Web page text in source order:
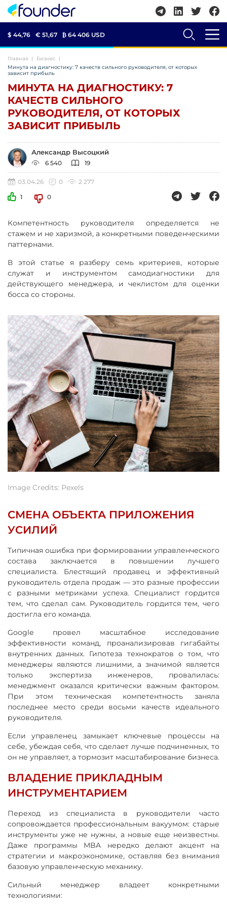
$ 44,76 € 51,67 ₿ 64 406 USD
Главная
Бизнес
Минута на диагностику: 7 качеств сильного руководителя, от которых
зависит прибыль
МИНУТА НА ДИАГНОСТИКУ: 7
КАЧЕСТВ СИЛЬНОГО
РУКОВОДИТЕЛЯ, ОТ КОТОРЫХ
ЗАВИСИТ ПРИБЫЛЬ
Александр Высоцкий
6 540 19
03.04.26 0
2 277
1
0
Компетентность руководителя определяется не
стажем и не харизмой, а конкретными поведенческими
паттернами.
В этой статье я разберу семь критериев, которые
служат и инструментом самодиагностики для
действующего менеджера, и чеклистом для оценки
босса со стороны.
Image Credits: Pexels
СМЕНА ОБЪЕКТА ПРИЛОЖЕНИЯ
УСИЛИЙ
Типичная ошибка при формировании управленческого
состава заключается в повышении лучшего
специалиста. Блестящий продавец и эффективный
руководитель отдела продаж — это разные профессии
с разными метриками успеха. Специалист гордится
тем, что сделал сам. Руководитель гордится тем, чего
достигла его команда.
Google провел масштабное исследование
эффективности команд, проанализировав гигабайты
внутренних данных. Гипотеза технократов о том, что
менеджеры являются лишними, а значимой является
только экспертиза инженеров, провалилась:
менеджмент оказался критически важным фактором.
При этом техническая компетентность заняла
последнее место среди восьми качеств идеального
руководителя.
Если управленец замыкает ключевые процессы на
себе, убеждая себя, что сделает лучше подчиненных, то
он не управляет, а тормозит масштабирование бизнеса.
ВЛАДЕНИЕ ПРИКЛАДНЫМ
ИНСТРУМЕНТАРИЕМ
Переход из специалиста в руководители часто
сопровождается профессиональным вакуумом: старые
инструменты уже не нужны, а новые еще неизвестны.
Даже программы MBA нередко делают акцент на
стратегии и макроэкономике, оставляя без внимания
базовую управленческую механику.
Сильный менеджер владеет конкретными
технологиями: